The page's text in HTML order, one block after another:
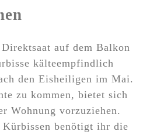
auf dem Balkon
kälteempfindlich
den Eisheiligen im Mai.
zu kommen, bietet sich
Wohnung vorzuziehen.
benötigt ihr die